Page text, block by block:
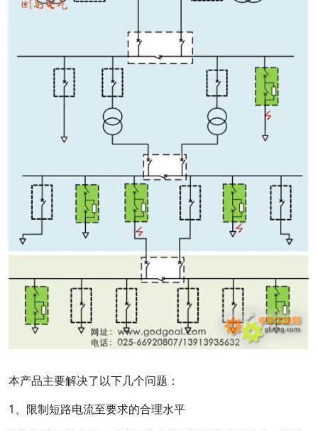
本产品主要解决了以下几个问题：
1、限制短路电流至要求的合理水平